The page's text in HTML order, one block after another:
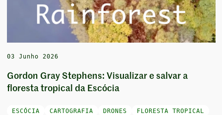
03 Junho 2026
Gordon Gray Stephens: Visualizar e salvar a
floresta tropical da Escócia
ESCÓCIA CARTOGRAFIA DRONES
FLORESTA TROPICAL